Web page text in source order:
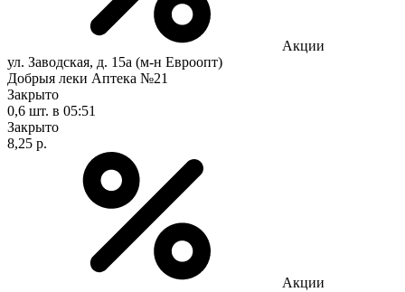
Акции
ул. Заводская, д. 15а (м-н Евроопт)
Добрыя леки Аптека №21
Закрыто
0,6 шт. в 05:51
Закрыто
8,25 р.
Акции